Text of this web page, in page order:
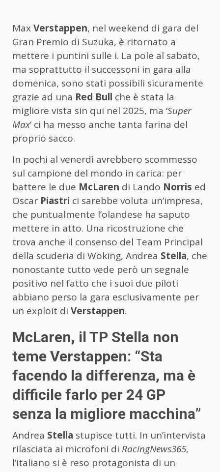
MaxVerstappen, nel weekend di gara del
Gran Premio di Suzuka, è ritornato a
mettere i puntini sulle i. La pole al sabato,
ma soprattutto il successoni in gara alla
domenica, sono stati possibili sicuramente
grazie ad una Red Bull che è stata la
migliore vista sin qui nel 2025, ma ‘Super
Max‘ ci ha messo anche tanta farina del
proprio sacco.
In pochi al venerdì avrebbero scommesso
sul campione del mondo in carica: per
battere le due McLaren di Lando Norris ed
Oscar Piastri ci sarebbe voluta un’impresa,
che puntualmente l’olandese ha saputo
mettere in atto. Una ricostruzione che
trova anche il consenso del Team Principal
della scuderia di Woking, Andrea Stella, che
nonostante tutto vede però un segnale
positivo nel fatto che i suoi due piloti
abbiano perso la gara esclusivamente per
un exploit di Verstappen.
McLaren, il TP Stella non
teme Verstappen: “Sta
facendo la differenza, ma è
difficile farlo per 24 GP
senza la migliore macchina”
Andrea Stella stupisce tutti. In un’intervista
rilasciata ai microfoni di RacingNews365,
l’italiano si è reso protagonista di un